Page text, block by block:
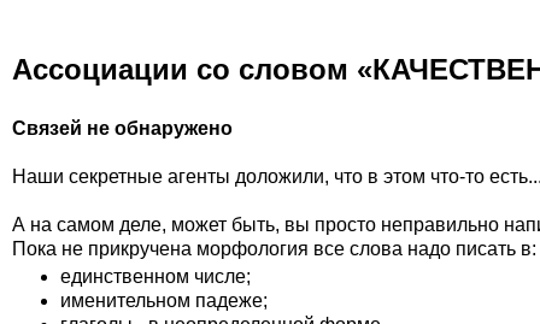
Ассоциации со словом
Связей не обнаружено
Наши секретные агенты доложили, что в этом что-то
А на самом деле, может быть, вы просто неправильно
Пока не прикручена морфология все слова надо писать в:
единственном числе;
именительном падеже;